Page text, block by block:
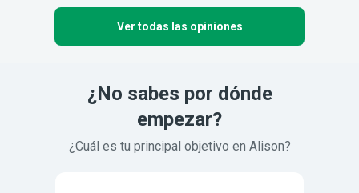
Ver todas las opiniones
¿No sabes por dónde
empezar?
¿Cuál es tu principal objetivo en Alison?